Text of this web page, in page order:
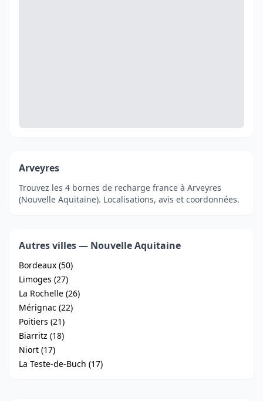
Arveyres
Trouvez les 4 bornes de recharge france à Arveyres
(Nouvelle Aquitaine). Localisations, avis et coordonnées.
Autres villes — Nouvelle Aquitaine
Bordeaux (50)
Limoges (27)
La Rochelle (26)
Mérignac (22)
Poitiers (21)
Biarritz (18)
Niort (17)
La Teste-de-Buch (17)